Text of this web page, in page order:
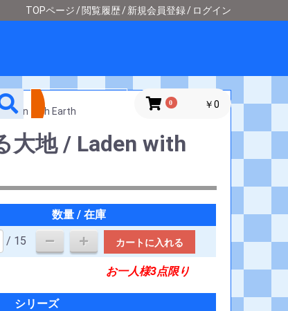
TOPページ 閲覧履歴 新規会員登録 ログイン
0 ￥0
Laden with Earth
大地 / Laden with
数量 / 在庫
/ 15 カートに入れる
お一人様3点限り
シリーズ